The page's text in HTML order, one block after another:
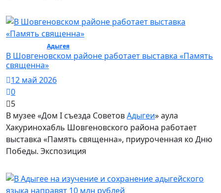
Адыгея/ Общество
В Шовгеновском районе работает выставка «Память
священна»
12 май 2026
0
5
В музее «Дом I съезда СоветовАдыгеи» аула
Хакуринохабль Шовгеновского района работает
выставка «Память священна», приуроченная ко Дню
Победы. Экспозиция